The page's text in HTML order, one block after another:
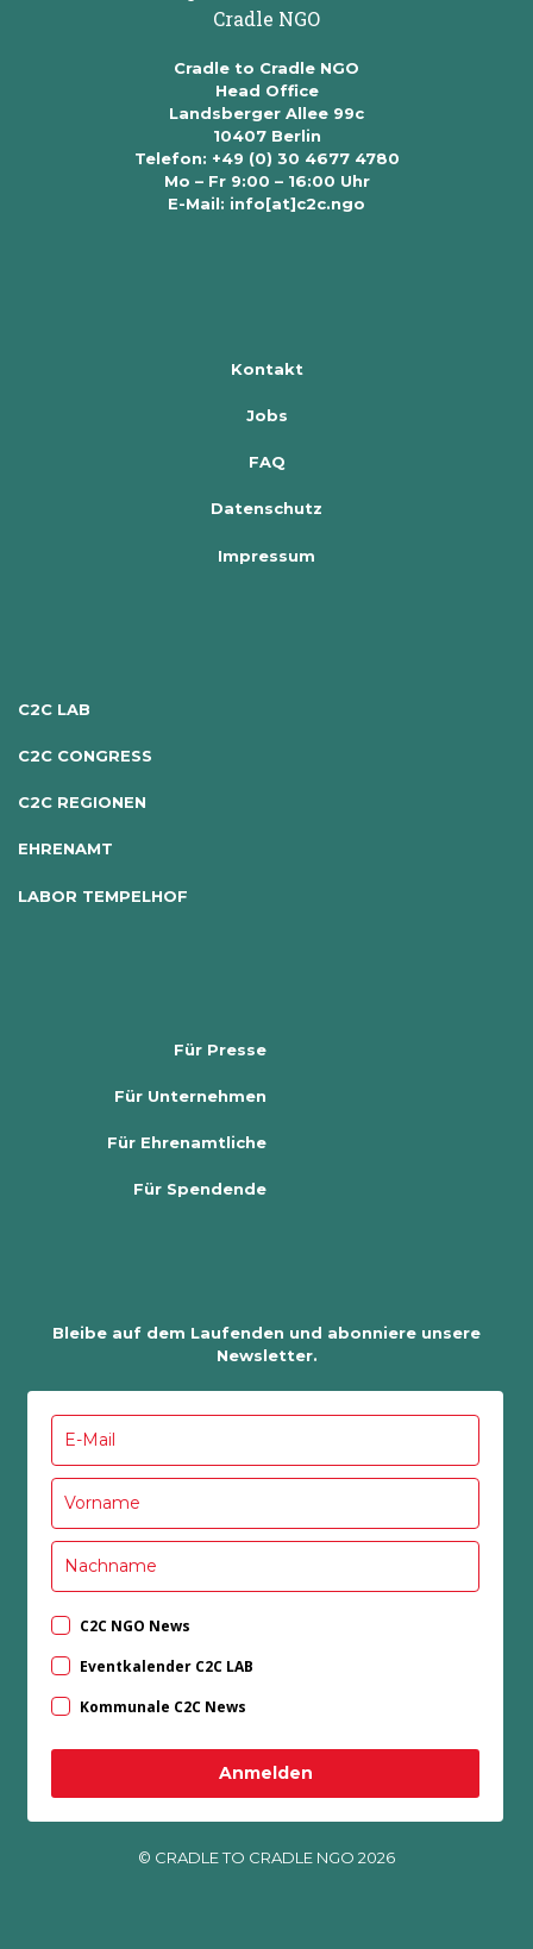
Cradle to Cradle NGO
Head Office
Landsberger Allee 99c
10407 Berlin
Telefon: +49 (0) 30 4677 4780
Mo – Fr 9:00 – 16:00 Uhr
E-Mail: info[at]c2c.ngo
Kontakt
Jobs
FAQ
Datenschutz
Impressum
C2C LAB
C2C CONGRESS
C2C REGIONEN
EHRENAMT
LABOR TEMPELHOF
Für Presse
Für Unternehmen
Für Ehrenamtliche
Für Spendende
Bleibe auf dem Laufenden und abonniere unsere
Newsletter.
C2C NGO News
Eventkalender C2C LAB
Kommunale C2C News
Anmelden
© CRADLE TO CRADLE NGO 2026